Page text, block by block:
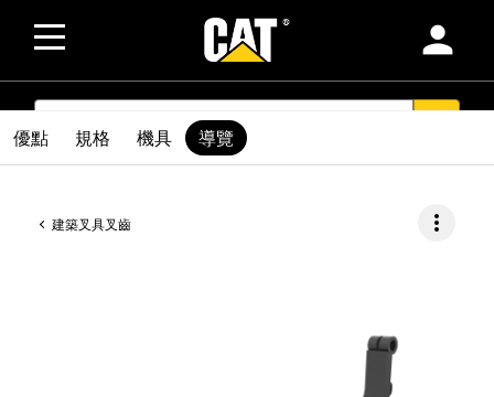
person
SEARCH
建築叉具叉齒 more_vert
優點 規格 機具 導覽